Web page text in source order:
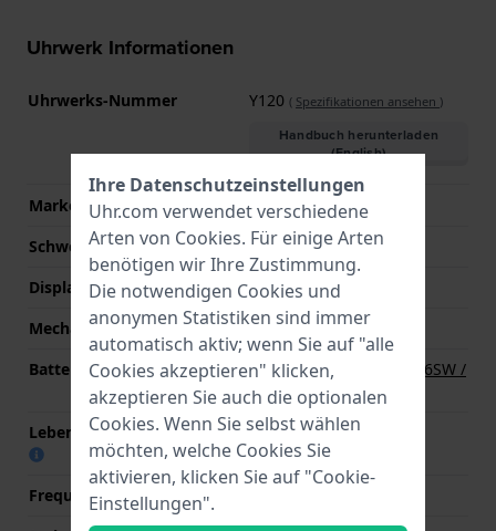
Uhrwerk Informationen
Uhrwerks-Nummer Y120 ( Spezifikationen ansehen )
Handbuch herunterladen
(English)
Marke des Uhrwerks
Seiko Instruments Inc.
Schweizer Uhrwerk
Nein
Displaytyp
Analog
Mechanismus
Quarz
Batterie
Renata R377 377 / SR626SW /
SG4 Batterie
Lebensdauer der Batterie
24 Monate
Frequenz
Ihre Datenschutzeinstellungen
Uhr.com verwendet verschiedene
Arten von Cookies. Für einige Arten
benötigen wir Ihre Zustimmung.
Die notwendigen Cookies und
anonymen Statistiken sind immer
automatisch aktiv; wenn Sie auf "alle
Cookies akzeptieren" klicken,
akzeptieren Sie auch die optionalen
Cookies. Wenn Sie selbst wählen
möchten, welche Cookies Sie
aktivieren, klicken Sie auf "Cookie-
Einstellungen".